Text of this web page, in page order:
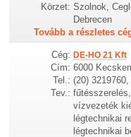
Körzet: Szolnok,
Debrecen
Tovább a részletes
Cég: DE-HO 21 Kft
Cím: 6000
Tel.: (20) 3219760,
Tev.:
vízvezeték
légtechnikai
légtechnikai